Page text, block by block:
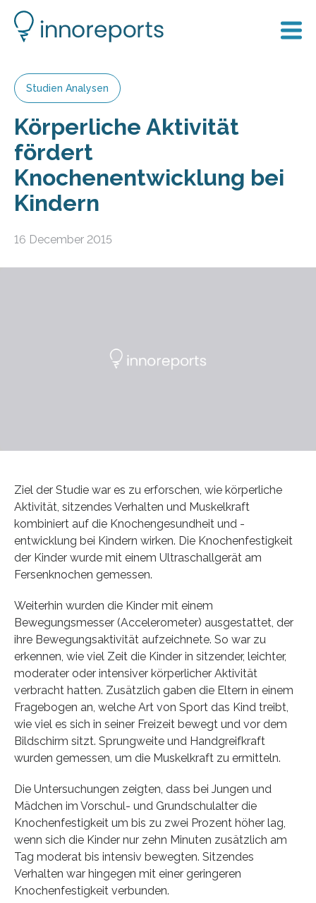
Studien Analysen
Körperliche Aktivität
fördert
Knochenentwicklung bei
Kindern
16 December 2015
Ziel der Studie war es zu erforschen, wie körperliche
Aktivität, sitzendes Verhalten und Muskelkraft
kombiniert auf die Knochengesundheit und -
entwicklung bei Kindern wirken. Die Knochenfestigkeit
der Kinder wurde mit einem Ultraschallgerät am
Fersenknochen gemessen.
Weiterhin wurden die Kinder mit einem
Bewegungsmesser (Accelerometer) ausgestattet, der
ihre Bewegungsaktivität aufzeichnete. So war zu
erkennen, wie viel Zeit die Kinder in sitzender, leichter,
moderater oder intensiver körperlicher Aktivität
verbracht hatten. Zusätzlich gaben die Eltern in einem
Fragebogen an, welche Art von Sport das Kind treibt,
wie viel es sich in seiner Freizeit bewegt und vor dem
Bildschirm sitzt. Sprungweite und Handgreifkraft
wurden gemessen, um die Muskelkraft zu ermitteln.
Die Untersuchungen zeigten, dass bei Jungen und
Mädchen im Vorschul- und Grundschulalter die
Knochenfestigkeit um bis zu zwei Prozent höher lag,
wenn sich die Kinder nur zehn Minuten zusätzlich am
Tag moderat bis intensiv bewegten. Sitzendes
Verhalten war hingegen mit einer geringeren
Knochenfestigkeit verbunden.